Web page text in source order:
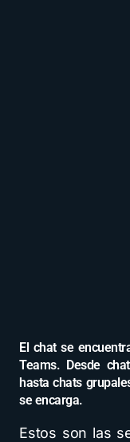
El chat se
Teams. Desde
hasta chats
se encarga.
Estos son las